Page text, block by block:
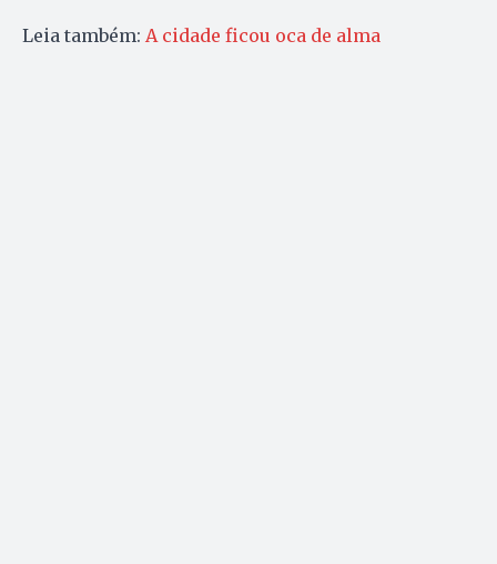
Leia também: A cidade ficou oca de alma